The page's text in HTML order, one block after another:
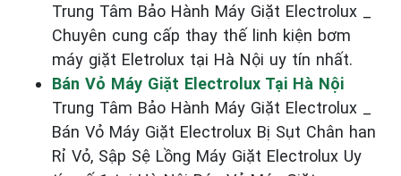
Trung Tâm Bảo Hành Máy Giặt Electrolux _
Chuyên cung cấp thay thế linh kiện bơm
máy giặt Eletrolux tại Hà Nội uy tín nhất.
Bán Vỏ Máy Giặt Electrolux Tại Hà Nội
Trung Tâm Bảo Hành Máy Giặt Electrolux _
Bán Vỏ Máy Giặt Electrolux Bị Sụt Chân han
Rỉ Vỏ, Sập Sệ Lồng Máy Giặt Electrolux Uy